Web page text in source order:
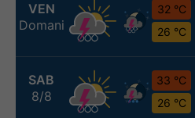
VEN
Domani
32 °C
26 °C
SAB
8/8
33 °C
26 °C